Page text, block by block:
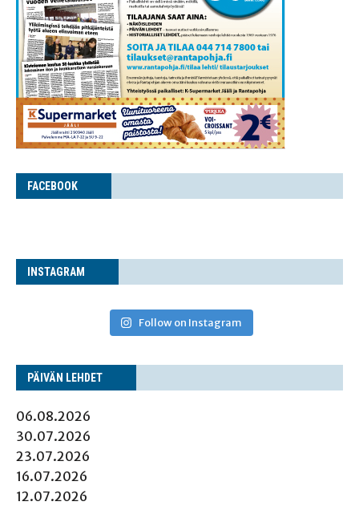
FACE­BOOK
INS­TA­GRAM
Follow on Instagram
PÄI­VÄN LEHDET
06.08.2026
30.07.2026
23.07.2026
16.07.2026
12.07.2026